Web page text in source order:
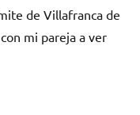
de Villafranca de
mi pareja a ver